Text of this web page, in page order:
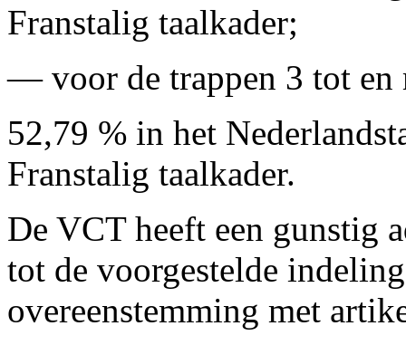
Franstalig taalkader;
— voor de trappen 3 tot en
52,79 % in het
Franstalig taalkader.
De VCT heeft een gunstig
tot de voorgestelde
overeenstemming met